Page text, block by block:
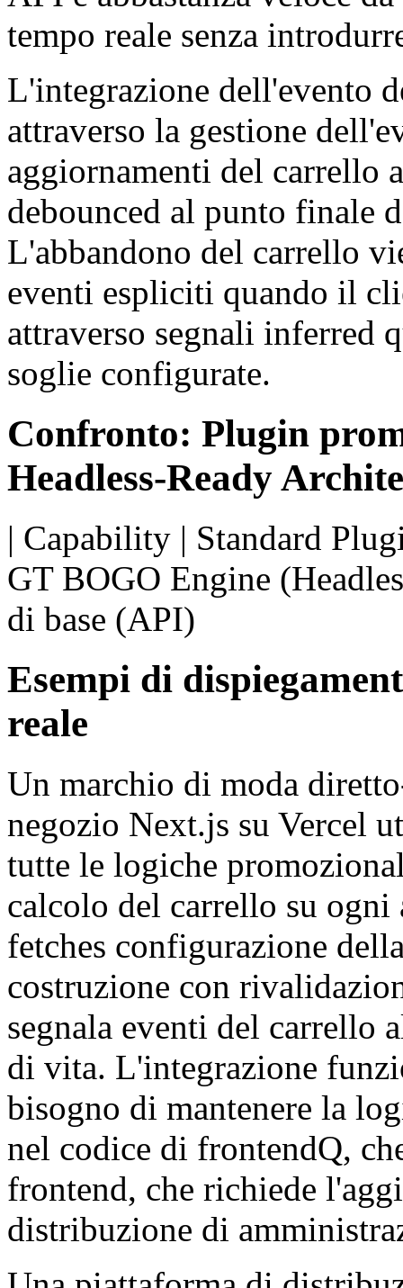
tempo reale senza
L'integrazione dell'evento
attraverso la gestione
aggiornamenti del carrello
debounced al punto finale
L'abbandono del carrello
eventi espliciti quando il
attraverso segnali inferred
soglie configurate.
Confronto: Plugin
Headless-Ready
| Capability | Standard
GT BOGO Engine
di base (API)
Esempi di
reale
Un marchio di moda
negozio Next.js su Vercel
tutte le logiche
calcolo del carrello su
fetches configurazione
costruzione con
segnala eventi del carrello
di vita. L'integrazione
bisogno di mantenere la
nel codice di frontendQ,
frontend, che richiede
distribuzione di